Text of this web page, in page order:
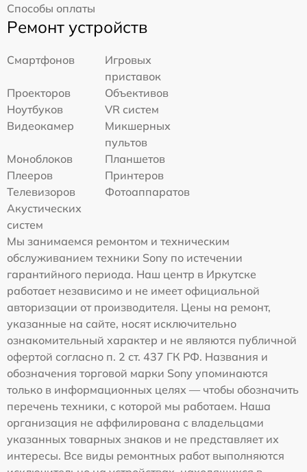
Способы оплаты
Ремонт устройств
Смартфонов
Игровых
приставок
Проекторов
Объективов
Ноутбуков
VR систем
Видеокамер
Микшерных
пультов
Моноблоков
Планшетов
Плееров
Принтеров
Телевизоров
Фотоаппаратов
Акустических
систем
Мы занимаемся ремонтом и техническим
обслуживанием техники Sony по истечении
гарантийного периода. Наш центр в Иркутске
работает независимо и не имеет официальной
авторизации от производителя. Цены на ремонт,
указанные на сайте, носят исключительно
ознакомительный характер и не являются публичной
офертой согласно п. 2 ст. 437 ГК РФ. Названия и
обозначения торговой марки Sony упоминаются
только в информационных целях — чтобы обозначить
перечень техники, с которой мы работаем. Наша
организация не аффилирована с владельцами
указанных товарных знаков и не представляет их
интересы. Все виды ремонтных работ выполняются